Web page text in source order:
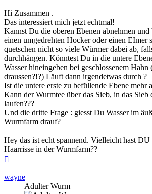
Hi Zusammen .
Das interessiert mich jetzt echtmal!
Kannst Du die oberen Ebenen abnehmen und
einen umgedrehten Hocker oder einen EImer
quetschen nicht so viele Würmer dabei ab,
durchhängen. Könntest Du in die untere
Wasser hineingeben bei geschlossenem
draussen?!?) Läuft dann irgendetwas durch ?
Ist die untere erste zu befüllende Ebene mehr
Kann der Wurmtee über das Sieb, in das Sieb
laufen???
Und die dritte Frage : giesst Du Wasser im
Wurmfarm drauf?
Hey das ist echt spannend. Vielleicht hast
Haarrisse in der Wurmfarm??
wayne
Adulter Wurm